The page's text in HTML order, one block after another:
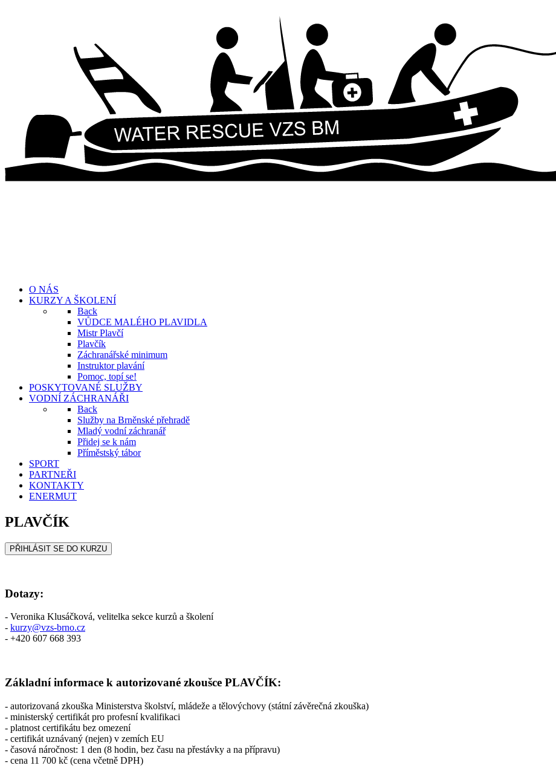
O NÁS
KURZY A ŠKOLENÍ
Back
VŮDCE MALÉHO PLAVIDLA
Mistr Plavčí
Plavčík
Záchranářské minimum
Instruktor plavání
Pomoc, topí se!
POSKYTOVANÉ SLUŽBY
VODNÍ ZÁCHRANÁŘI
Back
Služby na Brněnské přehradě
Mladý vodní záchranář
Přidej se k nám
Příměstský tábor
SPORT
PARTNEŘI
KONTAKTY
ENERMUT
PLAVČÍK
Dotazy:
- Veronika Klusáčková, velitelka sekce kurzů a školení
- kurzy@vzs-brno.cz
- +420 607 668 393
Základní informace k autorizované zkoušce PLAVČÍK:
- autorizovaná zkouška Ministerstva školství, mládeže a tělovýchovy (státní závěrečná zkouška)
- ministerský certifikát pro profesní kvalifikaci
- platnost certifikátu bez omezení
- certifikát uznávaný (nejen) v zemích EU
- časová náročnost: 1 den (8 hodin, bez času na přestávky a na přípravu)
- cena 11 700 kč (cena včetně DPH)